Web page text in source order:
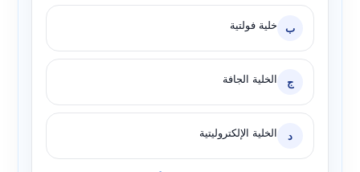
ب خلية فولتية
ج الخلية الجافة
د الخلية الإلكتروليتية